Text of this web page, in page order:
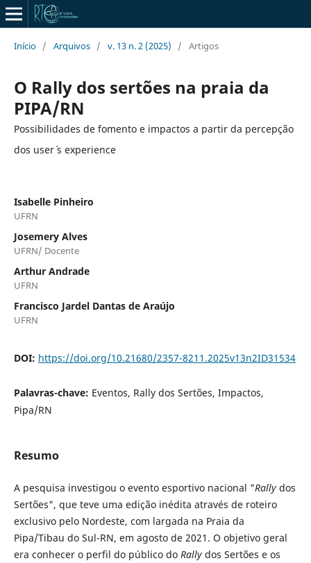
Início / Arquivos / v. 13 n. 2 (2025) / Artigos
O Rally dos sertões na praia da
PIPA/RN
Possibilidades de fomento e impactos a partir da percepção
dos user` s experience
Isabelle Pinheiro
UFRN
Josemery Alves
UFRN/ Docente
Arthur Andrade
UFRN
Francisco Jardel Dantas de Araújo
UFRN
DOI: https://doi.org/10.21680/2357-8211.2025v13n2ID31534
Palavras-chave: Eventos, Rally dos Sertões, Impactos,
Pipa/RN
Resumo
A pesquisa investigou o evento esportivo nacional "Rallydos
Sertões", que teve uma edição inédita através de roteiro
exclusivo pelo Nordeste, com largada na Praia da
Pipa/Tibau do Sul-RN, em agosto de 2021. O objetivo geral
era conhecer o perfil do público do Rallydos Sertões e os